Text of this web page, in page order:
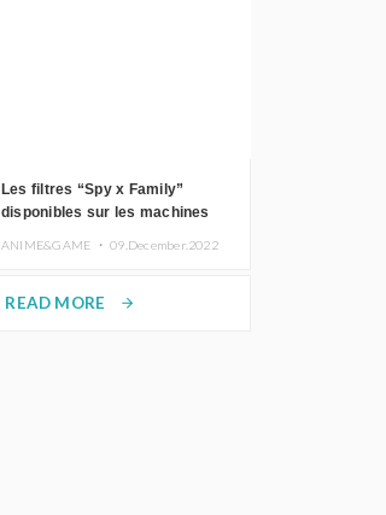
Les filtres “Spy x Family”
disponibles sur les machines
ANIME&GAME ・09.December.2022
READ MORE arrow_forward